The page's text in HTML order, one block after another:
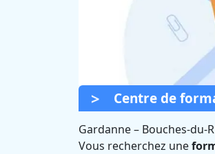
Centre de
Gardanne– Bouches-du-
Vous recherchez une